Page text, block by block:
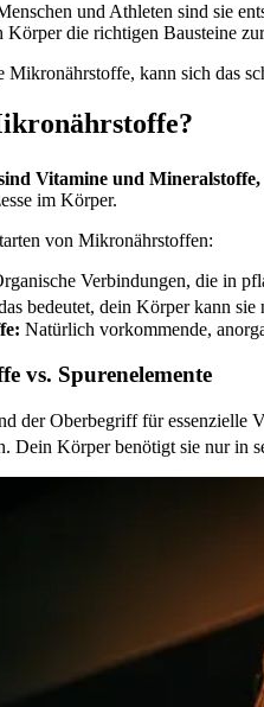
und Athleten sind sie
Körper die richtigen Bausteine
kann sich das
Vitamine und
im Körper.
von Mikronährstoffen:
Verbindungen, die in
bedeutet, dein Körper kann
Natürlich vorkommende,
vs. Spurenelemente
der Oberbegriff für essenzielle
Dein Körper benötigt sie nur in